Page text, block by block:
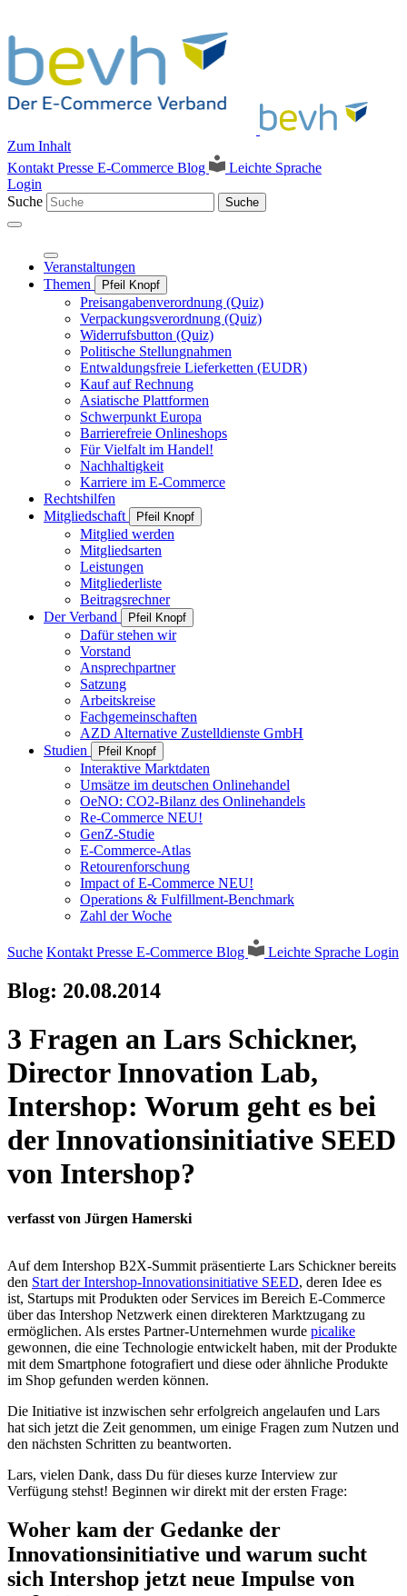
Zum Inhalt
Kontakt Presse E-Commerce Blog
Leichte Sprache
Login
Suche
Suche
Veranstaltungen
Themen
Pfeil Knopf
Preisangabenverordnung (Quiz)
Verpackungsverordnung (Quiz)
Widerrufsbutton (Quiz)
Politische Stellungnahmen
Entwaldungsfreie Lieferketten (EUDR)
Kauf auf Rechnung
Asiatische Plattformen
Schwerpunkt Europa
Barrierefreie Onlineshops
Für Vielfalt im Handel!
Nachhaltigkeit
Karriere im E-Commerce
Rechtshilfen
Mitgliedschaft
Pfeil Knopf
Mitglied werden
Mitgliedsarten
Leistungen
Mitgliederliste
Beitragsrechner
Der Verband
Pfeil Knopf
Dafür stehen wir
Vorstand
Ansprechpartner
Satzung
Arbeitskreise
Fachgemeinschaften
AZD Alternative Zustelldienste GmbH
Studien
Pfeil Knopf
Interaktive Marktdaten
Umsätze im deutschen Onlinehandel
OeNO: CO2-Bilanz des Onlinehandels
Re-Commerce NEU!
GenZ-Studie
E-Commerce-Atlas
Retourenforschung
Impact of E-Commerce NEU!
Operations & Fulfillment-Benchmark
Zahl der Woche
Suche Kontakt Presse E-Commerce Blog Leichte Sprache Login
Blog: 20.08.2014
3 Fragen an Lars Schickner,
Director Innovation Lab,
Intershop: Worum geht es bei
der Innovationsinitiative SEED
von Intershop?
verfasst von Jürgen Hamerski
Auf dem Intershop B2X-Summit präsentierte Lars Schickner bereits
den Start der Intershop-Innovationsinitiative SEED, deren Idee es
ist, Startups mit Produkten oder Services im Bereich E-Commerce
über das Intershop Netzwerk einen direkteren Marktzugang zu
ermöglichen. Als erstes Partner-Unternehmen wurde picalike
gewonnen, die eine Technologie entwickelt haben, mit der Produkte
mit dem Smartphone fotografiert und diese oder ähnliche Produkte
im Shop gefunden werden können.
Die Initiative ist inzwischen sehr erfolgreich angelaufen und Lars
hat sich jetzt die Zeit genommen, um einige Fragen zum Nutzen und
den nächsten Schritten zu beantworten.
Lars, vielen Dank, dass Du für dieses kurze Interview zur
Verfügung stehst! Beginnen wir direkt mit der ersten Frage:
Woher kam der Gedanke der
Innovationsinitiative und warum sucht
sich Intershop jetzt neue Impulse von